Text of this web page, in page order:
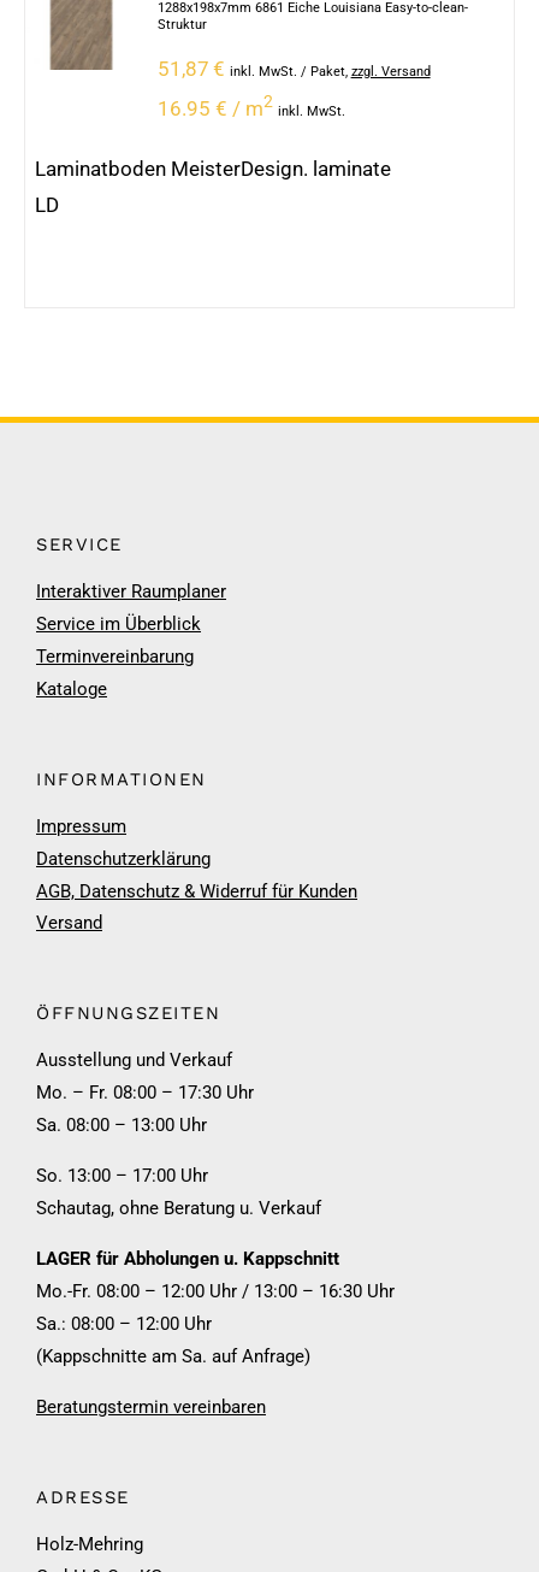
1288x198x7mm 6861 Eiche Louisiana Easy-to-clean-
Struktur
51,87 € inkl. MwSt. / Paket, zzgl. Versand
16.95 € / m2
inkl. MwSt.
Laminatboden MeisterDesign. laminate
LD
SERVICE
Interaktiver Raumplaner
Service im Überblick
Terminvereinbarung
Kataloge
INFORMATIONEN
Impressum
Datenschutzerklärung
AGB, Datenschutz & Widerruf für Kunden
Versand
ÖFFNUNGSZEITEN
Ausstellung und Verkauf
Mo. – Fr. 08:00 – 17:30 Uhr
Sa. 08:00 – 13:00 Uhr
So. 13:00 – 17:00 Uhr
Schautag, ohne Beratung u. Verkauf
LAGER für Abholungen u. Kappschnitt
Mo.-Fr. 08:00 – 12:00 Uhr / 13:00 – 16:30 Uhr
Sa.: 08:00 – 12:00 Uhr
(Kappschnitte am Sa. auf Anfrage)
Beratungstermin vereinbaren
ADRESSE
Holz-Mehring